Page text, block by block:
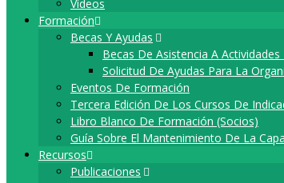
Vídeos
Formación
Becas Y Ayudas
Becas De Asistencia A
Solicitud De Ayudas Para La
Eventos De Formación
Tercera Edición De Los Cursos De
Libro Blanco De Formación (socios)
Guía Sobre El Mantenimiento De La
Recursos
Publicaciones